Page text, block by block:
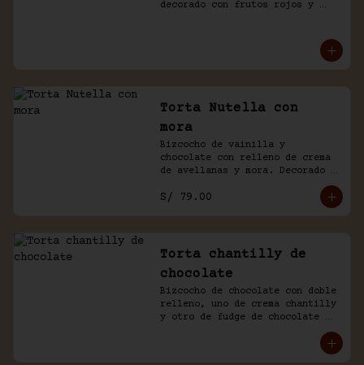
decorado con frutos rojos y
Torta Nutella con
mora
Bizcocho de vainilla y
chocolate con relleno de crema
de avellanas y mora. Decorado
S/ 79.00
Torta chantilly de
chocolate
Bizcocho de chocolate con doble
relleno, uno de crema chantilly
y otro de fudge de chocolate